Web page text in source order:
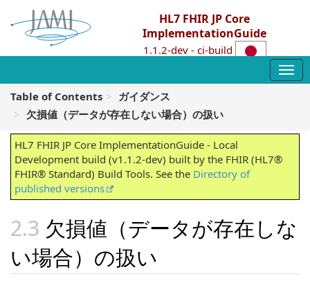
HL7 FHIR JP Core
ImplementationGuide
1.1.2-dev - ci-build
Table of Contents
ガイダンス
欠損値（データが存在しない場合）の扱い
HL7 FHIR JP Core ImplementationGuide - Local
Development build (v1.1.2-dev) built by the FHIR (HL7®
FHIR® Standard) Build Tools. See the Directory of
published versions
欠損値（データが存在しな
い場合）の扱い